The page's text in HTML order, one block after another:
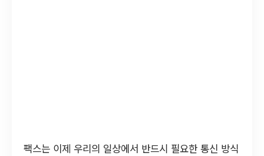
팩스는 이제 우리의 일상에서 반드시 필요한 통신 방식